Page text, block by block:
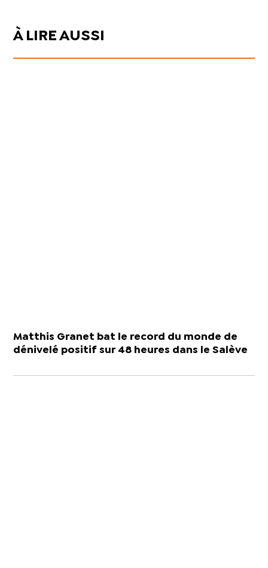
À LIRE AUSSI
Matthis Granet bat le record du monde de
dénivelé positif sur 48 heures dans le Salève